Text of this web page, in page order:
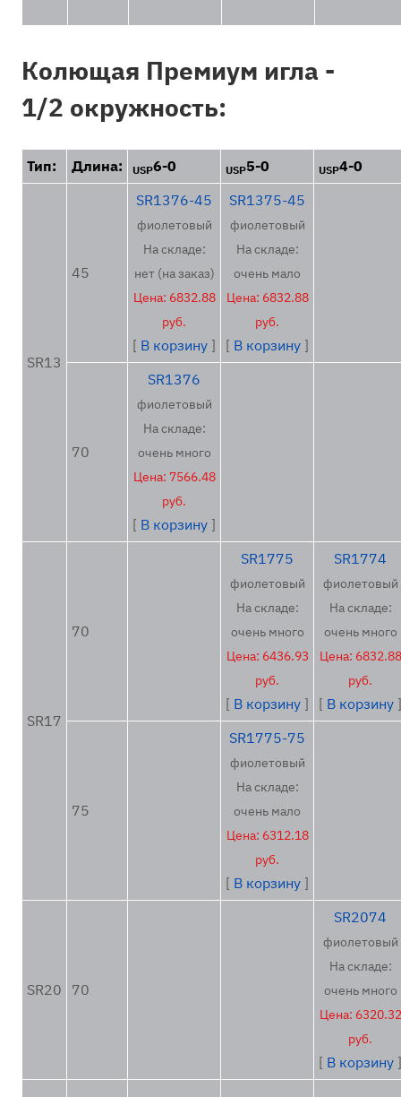
Колющая Премиум игла -
1/2 окружность:
Тип: Длина: USP6-0 USP5-0 USP4-0
SR13
45
SR1376-45
фиолетовый
На складе:
нет (на заказ)
Цена: 6832.88
руб.
[ В корзину ]
SR1375-45
фиолетовый
На складе:
очень мало
Цена: 6832.88
руб.
[ В корзину ]
70
SR1376
фиолетовый
На складе:
очень много
Цена: 7566.48
руб.
[ В корзину ]
SR17
70
SR1775
фиолетовый
На складе:
очень много
Цена: 6436.93
руб.
[ В корзину ]
SR1774
фиолетовый
На складе:
очень много
Цена: 6832.88
руб.
[ В корзину ]
75
SR1775-75
фиолетовый
На складе:
очень мало
Цена: 6312.18
руб.
[ В корзину ]
SR20 70
SR2074
фиолетовый
На складе:
очень много
Цена: 6320.32
руб.
[ В корзину ]